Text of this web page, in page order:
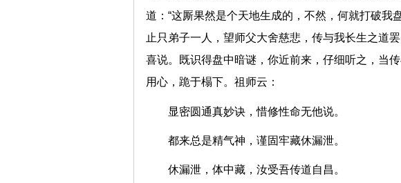
道：“这厮果然是个天地生成的，不然，何就打破我
止只弟子一人，望师父大舍慈悲，传与我长生之道
喜说。既识得盘中暗谜，你近前来，仔细听之，当
用心，跪于榻下。祖师云：
显密圆通真妙诀，惜修性命无他说。
都来总是精气神，谨固牢藏休漏泄。
休漏泄，体中藏，汝受吾传道自昌。